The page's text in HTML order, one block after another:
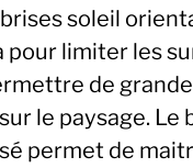
soleil
pour limiter les
de
le paysage. Le
permet de